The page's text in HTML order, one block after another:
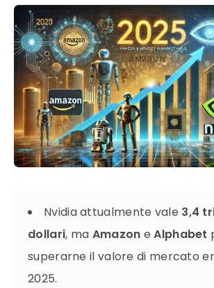
Nvidia attualmente vale 3,4
dollari, ma Amazon eAlphabet
superarne il valore di mercato
2025.